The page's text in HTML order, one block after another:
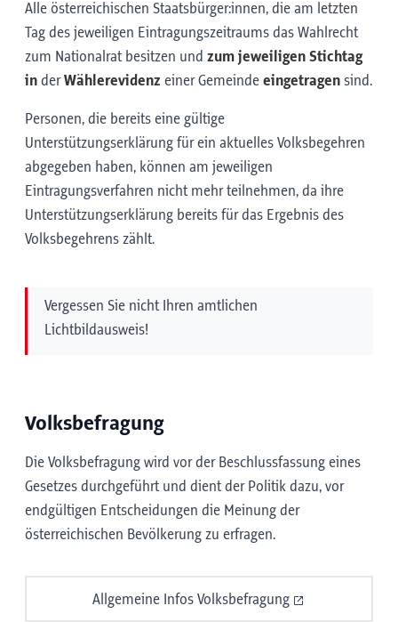
Alle österreichischen Staatsbürger:innen, die am letzten
Tag des jeweiligen Eintragungszeitraums das Wahlrecht
zum Nationalrat besitzen und zum jeweiligen Stichtag
in derWählerevidenz einer Gemeinde eingetragen sind.
Personen, die bereits eine gültige
Unterstützungserklärung für ein aktuelles Volksbegehren
abgegeben haben, können am jeweiligen
Eintragungsverfahren nicht mehr teilnehmen, da ihre
Unterstützungserklärung bereits für das Ergebnis des
Volksbegehrens zählt.
Vergessen Sie nicht Ihren amtlichen
Lichtbildausweis!
Volksbefragung
Die Volksbefragung wird vor der Beschlussfassung eines
Gesetzes durchgeführt und dient der Politik dazu, vor
endgültigen Entscheidungen die Meinung der
österreichischen Bevölkerung zu erfragen.
Allgemeine Infos Volksbefragung